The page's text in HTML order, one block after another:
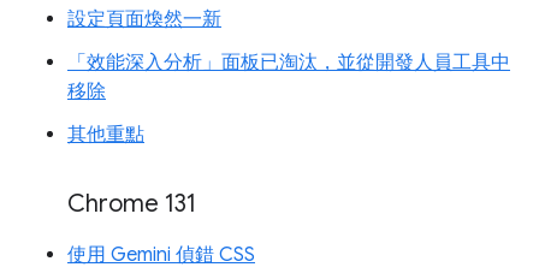
設定頁面煥然一新
「效能深入分析」面板已淘汰，並從開發人員工具中
移除
其他重點
Chrome 131
使用 Gemini 偵錯 CSS